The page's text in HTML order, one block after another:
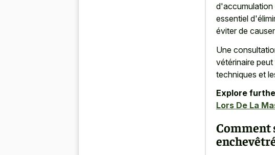
d'accumulation
essentiel
éviter de
Une
vétérinaire
techniques et
Explore
Lors De La
Comment